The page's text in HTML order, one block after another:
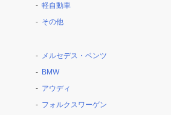
軽自動車
その他
メルセデス・ベンツ
BMW
アウディ
フォルクスワーゲン